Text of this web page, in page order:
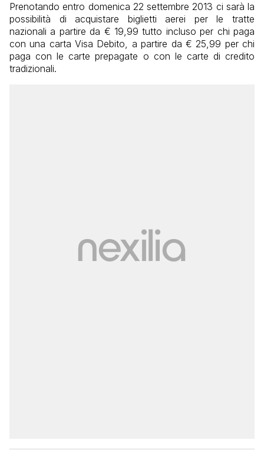
Prenotando entro domenica 22 settembre 2013 ci sarà la
possibilità di acquistare biglietti aerei per le tratte
nazionali a partire da € 19,99 tutto incluso per chi paga
con una carta Visa Debito, a partire da € 25,99 per chi
paga con le carte prepagate o con le carte di credito
tradizionali.